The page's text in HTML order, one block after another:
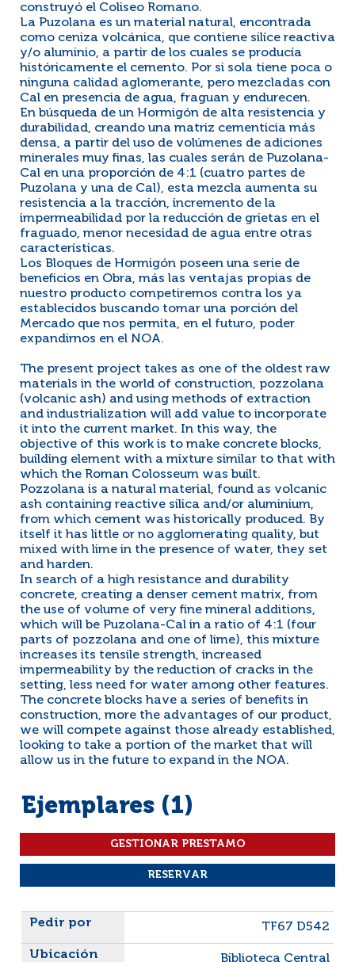
construyó el Coliseo Romano.
La Puzolana es un material natural, encontrada
como ceniza volcánica, que contiene silíce reactiva
y/o aluminio, a partir de los cuales se producía
históricamente el cemento. Por si sola tiene poca o
ninguna calidad aglomerante, pero mezcladas con
Cal en presencia de agua, fraguan y endurecen.
En búsqueda de un Hormigón de alta resistencia y
durabilidad, creando una matriz cementicia más
densa, a partir del uso de volúmenes de adiciones
minerales muy finas, las cuales serán de Puzolana-
Cal en una proporción de 4:1 (cuatro partes de
Puzolana y una de Cal), esta mezcla aumenta su
resistencia a la tracción, incremento de la
impermeabilidad por la reducción de grietas en el
fraguado, menor necesidad de agua entre otras
características.
Los Bloques de Hormigón poseen una serie de
beneficios en Obra, más las ventajas propias de
nuestro producto competiremos contra los ya
establecidos buscando tomar una porción del
Mercado que nos permita, en el futuro, poder
expandirnos en el NOA.
The present project takes as one of the oldest raw
materials in the world of construction, pozzolana
(volcanic ash) and using methods of extraction
and industrialization will add value to incorporate
it into the current market. In this way, the
objective of this work is to make concrete blocks,
building element with a mixture similar to that with
which the Roman Colosseum was built.
Pozzolana is a natural material, found as volcanic
ash containing reactive silica and/or aluminium,
from which cement was historically produced. By
itself it has little or no agglomerating quality, but
mixed with lime in the presence of water, they set
and harden.
In search of a high resistance and durability
concrete, creating a denser cement matrix, from
the use of volume of very fine mineral additions,
which will be Puzolana-Cal in a ratio of 4:1 (four
parts of pozzolana and one of lime), this mixture
increases its tensile strength, increased
impermeability by the reduction of cracks in the
setting, less need for water among other features.
The concrete blocks have a series of benefits in
construction, more the advantages of our product,
we will compete against those already established,
looking to take a portion of the market that will
allow us in the future to expand in the NOA.
Ejemplares (1)
Liste des exemplaires
TF67 D542
Biblioteca Central